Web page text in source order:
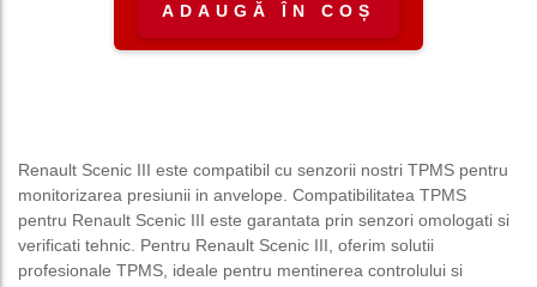
ADAUGĂ ÎN COȘ
Renault Scenic III este compatibil cu senzorii nostri TPMS pentru
monitorizarea presiunii in anvelope. Compatibilitatea TPMS
pentru Renault Scenic III este garantata prin senzori omologati si
verificati tehnic. Pentru Renault Scenic III, oferim solutii
profesionale TPMS, ideale pentru mentinerea controlului si